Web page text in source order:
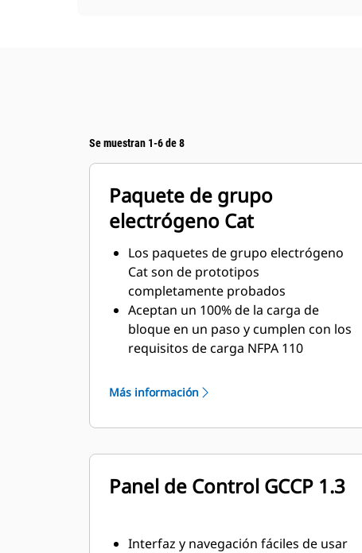
Se muestran 1-6 de 8
Paquete de grupo
electrógeno Cat
Los paquetes de grupo electrógeno
Cat son de prototipos
completamente probados
Aceptan un 100% de la carga de
bloque en un paso y cumplen con los
requisitos de carga NFPA 110
norma ISO 8528-5 de estado
Más información
Panel de Control GCCP 1.3
Interfaz y navegación fáciles de usar